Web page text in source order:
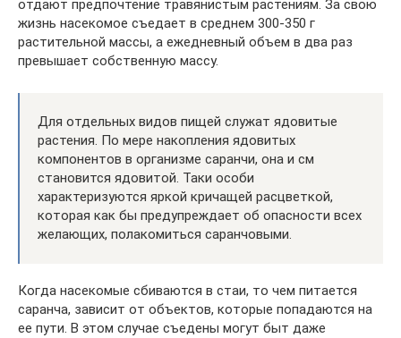
отдают предпочтение травянистым растениям. За свою
жизнь насекомое съедает в среднем 300-350 г
растительной массы, а ежедневный объем в два раз
превышает собственную массу.
Для отдельных видов пищей служат ядовитые
растения. По мере накопления ядовитых
компонентов в организме саранчи, она и см
становится ядовитой. Таки особи
характеризуются яркой кричащей расцветкой,
которая как бы предупреждает об опасности всех
желающих, полакомиться саранчовыми.
Когда насекомые сбиваются в стаи, то чем питается
саранча, зависит от объектов, которые попадаются на
ее пути. В этом случае съедены могут быт даже